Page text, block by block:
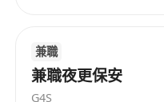
兼職
兼職夜更保安
G4S